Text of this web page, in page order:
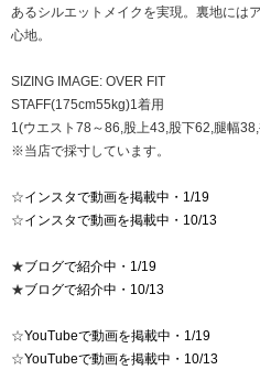
あるシルエットメイクを実現。裏地には
心地。
SIZING IMAGE: OVER FIT
STAFF(175cm55kg)1着用
1(ウエスト78～86,股上43,股下62,腿幅
※当店で採寸しています。
☆インスタで動画を掲載中・1/19
☆インスタで動画を掲載中・10/13
★ブログで紹介中・1/19
★ブログで紹介中・10/13
☆YouTubeで動画を掲載中・1/19
☆YouTubeで動画を掲載中・10/13